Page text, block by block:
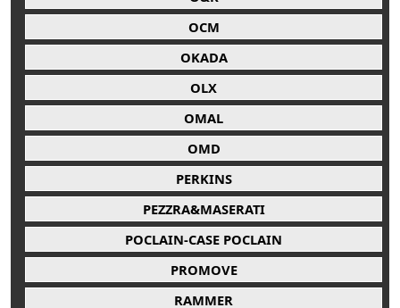
OCM
OKADA
OLX
OMAL
OMD
PERKINS
PEZZRA&MASERATI
POCLAIN-CASE POCLAIN
PROMOVE
RAMMER